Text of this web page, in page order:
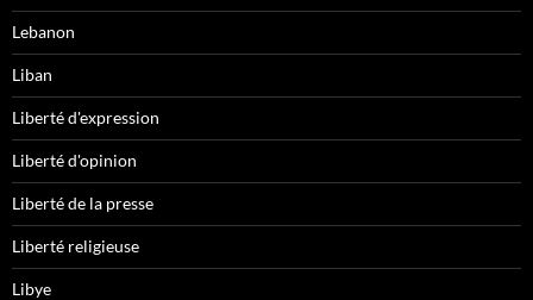
Lebanon
Liban
Liberté d'expression
Liberté d'opinion
Liberté de la presse
Liberté religieuse
Libye